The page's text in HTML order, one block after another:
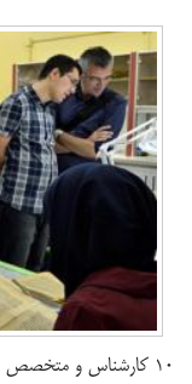
۱۰ کارشناس و متخصص